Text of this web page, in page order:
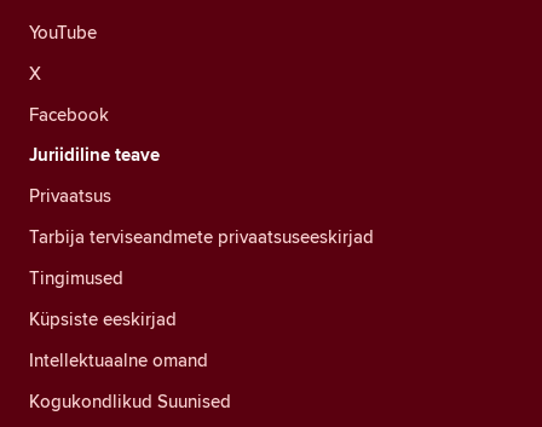
YouTube
X
Facebook
Juriidiline teave
Privaatsus
Tarbija terviseandmete privaatsuseeskirjad
Tingimused
Küpsiste eeskirjad
Intellektuaalne omand
Kogukondlikud Suunised